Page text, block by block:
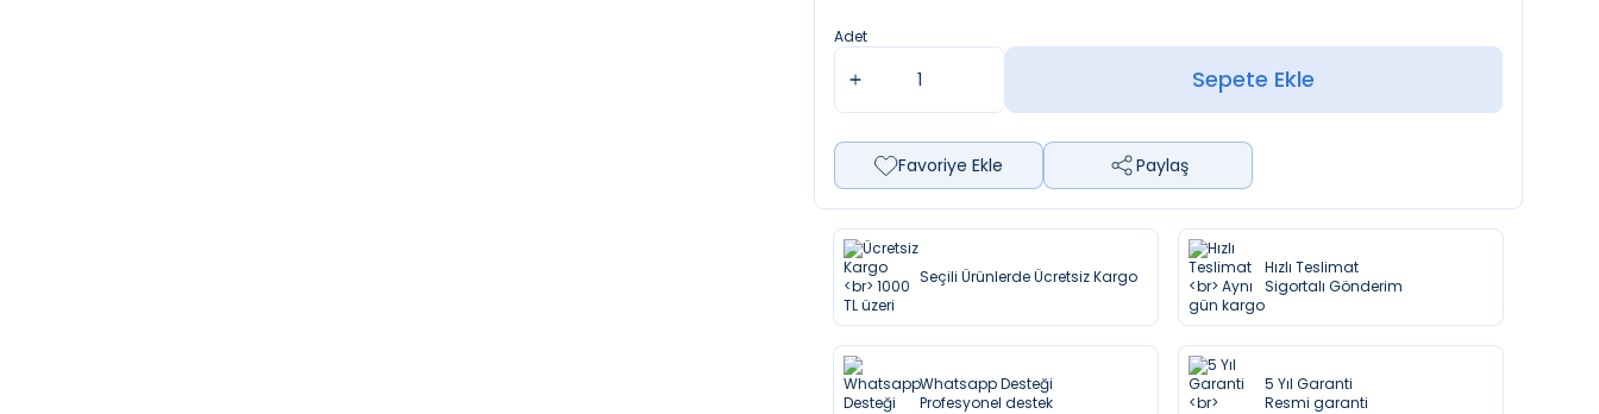
Adet
Sepete Ekle
Favoriye Ekle Paylaş
Seçili Ürünlerde Ücretsiz Kargo
Hızlı Teslimat
Sigortalı Gönderim
Whatsapp Desteği
Profesyonel destek
5 Yıl Garanti
Resmi garanti